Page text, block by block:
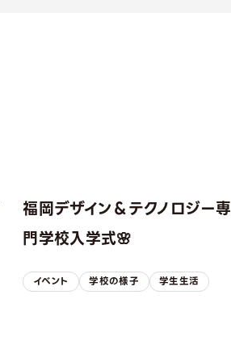
福岡デザイン＆テクノロジー専
門学校入学式🌸
イベント 学校の様子 学生生活